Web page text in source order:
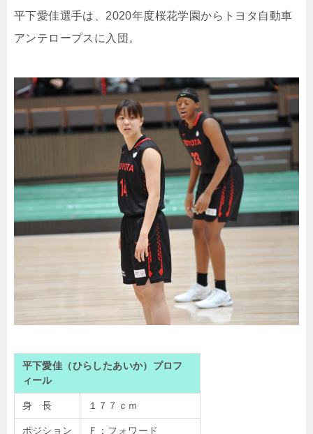
平下愛佳選手は、2020年度桜花学園からトヨタ自動車
アンテロープスに入団。
平下愛佳（ひらしたあいか）プロフ
ィール
身 長 １７７ｃｍ
ポジション Ｆ：フォワード